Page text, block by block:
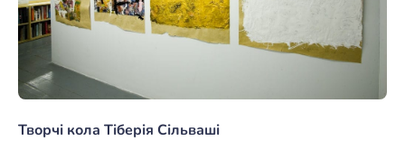
Творчі кола Тіберія Сільваші